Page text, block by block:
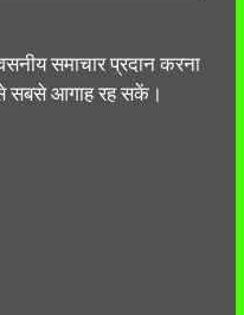
समाचार प्रदान करना
से सबसे आगाह रह सकें।